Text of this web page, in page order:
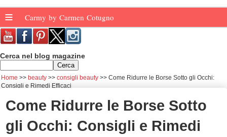
≡ Carmy by Carmen Cotugno
Cerca nel blog magazine
Home beauty consigli beauty
Come Ridurre le Borse Sotto gli Occhi:
Consigli e Rimedi Efficaci
Come Ridurre le Borse Sotto
gli Occhi: Consigli e Rimedi